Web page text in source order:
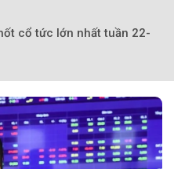
Theo
cổ tức lớn nhất tuần 22-